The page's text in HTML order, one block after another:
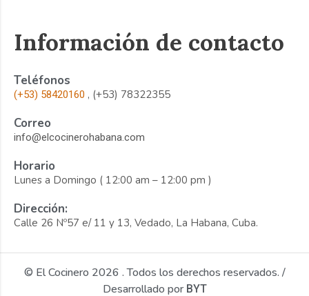
Información de contacto
Teléfonos
(+53) 58420160 , (+53) 78322355
Correo
info@elcocinerohabana.com
Horario
Lunes a Domingo ( 12:00 am – 12:00 pm )
Dirección:
Calle 26 Nº57 e/ 11 y 13, Vedado, La Habana, Cuba.
© El Cocinero 2026 . Todos los derechos reservados. /
Desarrollado por BYT